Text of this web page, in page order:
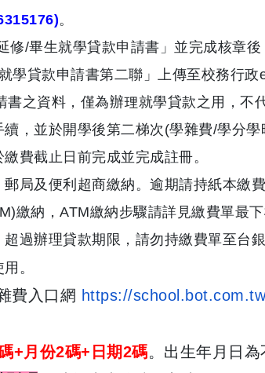
。
/畢生就學貸款申請書」並完成核章後
學貸款申請書第二聯」上傳至校務行政
之資料， 僅為辦理就學貸款之用，不
， 並於開學後第二梯次(學雜費/學分學
繳費截止日前完成並完成註冊。
郵局及便利超商繳納。逾期請持紙本繳
繳納，ATM繳納步驟請詳見繳費單最下
超過辦理貸款期限，請勿持繳費單至台銀
。
費入口網 https://
+月份2碼+ 日期2碼。出生年月日